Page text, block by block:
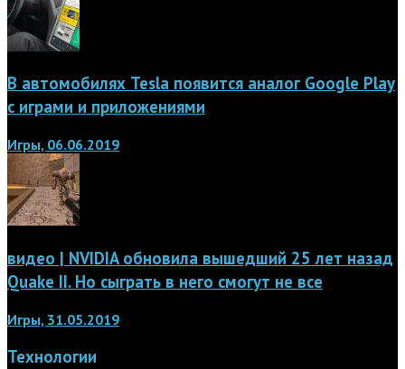
В автомобилях Tesla появится аналог Google Play
с играми и приложениями
Игры, 06.06.2019
видео | NVIDIA обновила вышедший 25 лет назад
Quake II. Но сыграть в него смогут не все
Игры, 31.05.2019
Технологии